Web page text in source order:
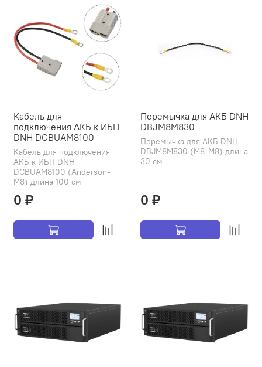
Кабель для
подключения АКБ к ИБП
DNH DCBUAM8100
Кабель для подключения
АКБ к ИБП DNH
DCBUAM8100 (Anderson-
M8) длина 100 см
0 ₽
Перемычка для АКБ DNH
DBJM8M830
Перемычка для АКБ DNH
DBJM8M830 (M8-M8) длина
30 см
0 ₽